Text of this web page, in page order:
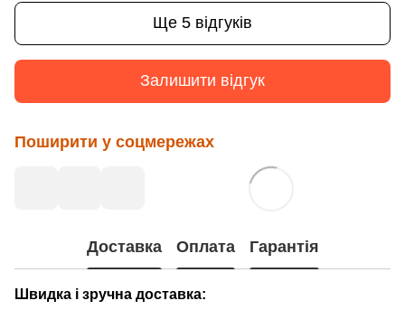
Ще 5 відгуків
Залишити відгук
Поширити у соцмережах
Доставка Оплата Гарантія
Швидка і зручна доставка: